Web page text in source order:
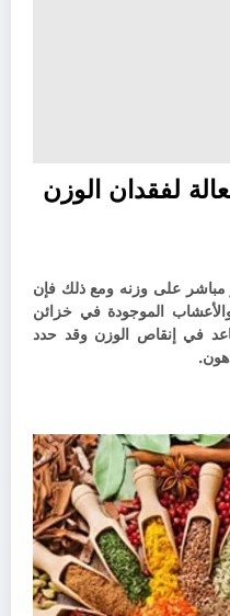
مباشر على وزنه ومع ذلك فإن
الموجودة في خزائن
في إنقاص الوزن وقد حدد